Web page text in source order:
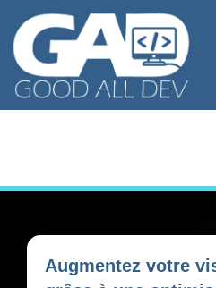
Augmentez votre